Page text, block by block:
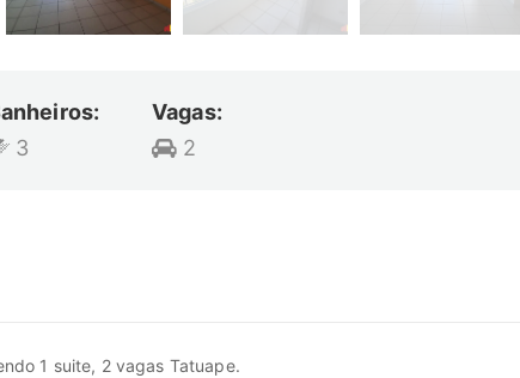
3
Vagas:
2
1 suite, 2 vagas Tatuape.